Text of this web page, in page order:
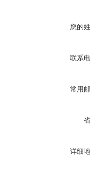
您的
联系
常用
详细